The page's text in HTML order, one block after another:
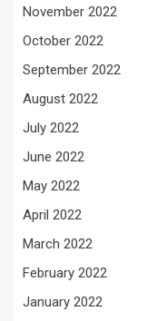
November 2022
October 2022
September 2022
August 2022
July 2022
June 2022
May 2022
April 2022
March 2022
February 2022
January 2022